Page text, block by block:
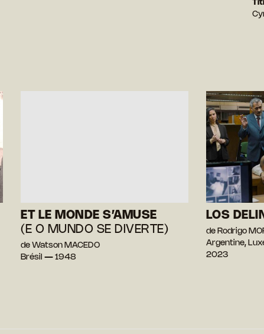
ET LE MONDE S’AMUSE
(E O MUNDO SE DIVERTE)
de Watson MACEDO
Brésil — 1948
LOS
de Rodrigo
Argentine,
2023